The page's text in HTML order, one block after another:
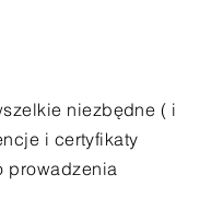
niezbędne ( i
i certyfikaty
prowadzenia